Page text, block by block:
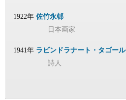
1922年 佐竹永邨
日本画家
1941年 ラビンドラナート・タゴール
詩人